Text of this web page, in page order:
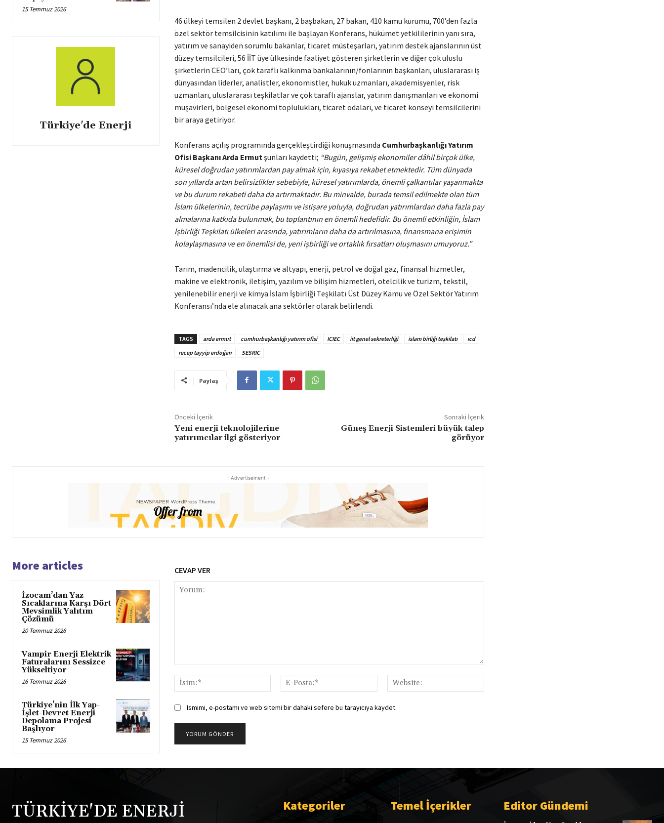
15 Temmuz 2026
Türkiye'de Enerji
46 ülkeyi temsilen 2 devlet başkanı, 2 başbakan, 27 bakan, 410 kamu kurumu, 700’den fazla
özel sektör temsilcisinin katılımı ile başlayan Konferans, hükümet yetkililerinin yanı sıra,
yatırım ve sanayiden sorumlu bakanlar, ticaret müsteşarları, yatırım destek ajanslarının üst
düzey temsilcileri, 56 İİT üye ülkesinde faaliyet gösteren şirketlerin ve diğer çok uluslu
şirketlerin CEO’ları, çok taraflı kalkınma bankalarının/fonlarının başkanları, uluslararası iş
dünyasından liderler, analistler, ekonomistler, hukuk uzmanları, akademisyenler, risk
uzmanları, uluslararası teşkilatlar ve çok taraflı ajanslar, yatırım danışmanları ve ekonomi
müşavirleri, bölgesel ekonomi toplulukları, ticaret odaları, ve ticaret konseyi temsilcilerini
bir araya getiriyor.
Konferans açılış programında gerçekleştirdiği konuşmasında Cumhurbaşkanlığı Yatırım
Ofisi Başkanı Arda Ermut şunları kaydetti; “Bugün, gelişmiş ekonomiler dâhil birçok ülke,
küresel doğrudan yatırımlardan pay almak için, kıyasıya rekabet etmektedir. Tüm dünyada
son yıllarda artan belirsizlikler sebebiyle, küresel yatırımlarda, önemli çalkantılar yaşanmakta
ve bu durum rekabeti daha da artırmaktadır. Bu minvalde, burada temsil edilmekte olan tüm
İslam ülkelerinin, tecrübe paylaşımı ve istişare yoluyla, doğrudan yatırımlardan daha fazla pay
almalarına katkıda bulunmak, bu toplantının en önemli hedefidir. Bu önemli etkinliğin, İslam
İşbirliği Teşkilatı ülkeleri arasında, yatırımların daha da artırılmasına, finansmana erişimin
kolaylaşmasına ve en önemlisi de, yeni işbirliği ve ortaklık fırsatları oluşmasını umuyoruz.”
Tarım, madencilik, ulaştırma ve altyapı, enerji, petrol ve doğal gaz, finansal hizmetler,
makine ve elektronik, iletişim, yazılım ve bilişim hizmetleri, otelcilik ve turizm, tekstil,
yenilenebilir enerji ve kimya İslam İşbirliği Teşkilatı Üst Düzey Kamu ve Özel Sektör Yatırım
Konferansı’nda ele alınacak ana sektörler olarak belirlendi.
TAGS arda ermut cumhurbaşkanlığı yatırım ofisi ICIEC iit genel sekreterliği islam birliği teşkilatı
ıcd
recep tayyip erdoğan
SESRIC
Paylaş
Önceki İçerik
Yeni enerji teknolojilerine
yatırımcılar ilgi gösteriyor
Sonraki İçerik
Güneş Enerji Sistemleri büyük talep
görüyor
- Advertisement -
More articles
İzocam’dan Yaz
Sıcaklarına Karşı Dört
Mevsimlik Yalıtım
Çözümü
20 Temmuz 2026
Vampir Enerji Elektrik
Faturalarını Sessizce
Yükseltiyor
16 Temmuz 2026
Türkiye’nin İlk Yap-
İşlet-Devret Enerji
Depolama Projesi
Başlıyor
15 Temmuz 2026
CEVAP VER
İsim:*
Posta:*
Ismimi, e-postamı ve web sitemi bir dahaki sefere bu tarayıcıya kaydet.
TÜRKİYE'DE ENERJİ Kategoriler Temel İçerikler Editor Gündemi